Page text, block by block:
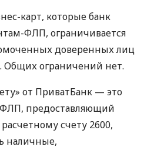
карт, которые банк
ФЛП, ограничивается
доверенных лиц
Общих ограничений нет.
от ПриватБанк — это
предоставляющий
счету 2600,
наличные,